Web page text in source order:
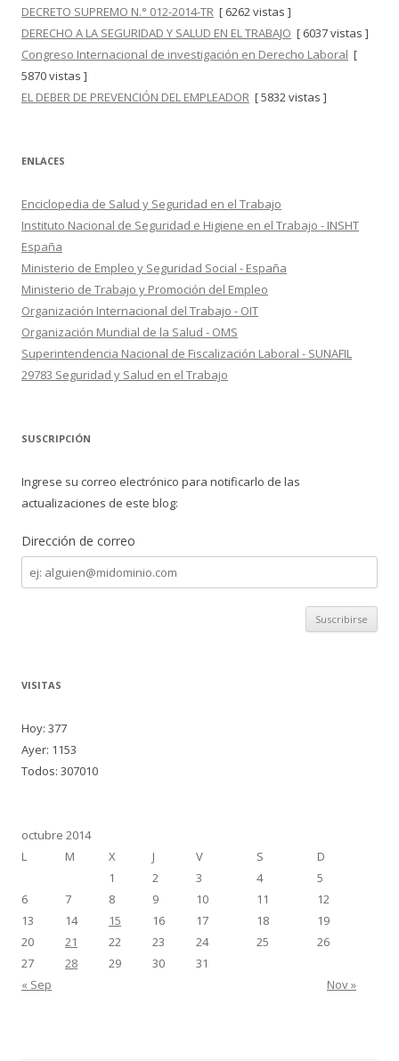
DECRETO SUPREMO N.° 012-2014-TR [ 6262 vistas ]
DERECHO A LA SEGURIDAD Y SALUD EN EL TRABAJO [ 6037 vistas ]
Congreso Internacional de investigación en Derecho Laboral [
5870 vistas ]
EL DEBER DE PREVENCIÓN DEL EMPLEADOR [ 5832 vistas ]
ENLACES
Enciclopedia de Salud y Seguridad en el Trabajo
Instituto Nacional de Seguridad e Higiene en el Trabajo - INSHT
España
Ministerio de Empleo y Seguridad Social - España
Ministerio de Trabajo y Promoción del Empleo
Organización Internacional del Trabajo - OIT
Organización Mundial de la Salud - OMS
Superintendencia Nacional de Fiscalización Laboral - SUNAFIL
29783 Seguridad y Salud en el Trabajo
SUSCRIPCIÓN
Ingrese su correo electrónico para notificarlo de las
actualizaciones de este blog:
Dirección de correo
Dirección
de
correo
VISITAS
Hoy: 377
Ayer: 1153
Todos: 307010
octubre 2014
L
M X J V S D
« Sep Nov »
1 2 3 4
5
6
7 8 9 10 11
12
13
14 15 16 17 18
19
20
21 22 23 24 25
26
27
28 29 30 31